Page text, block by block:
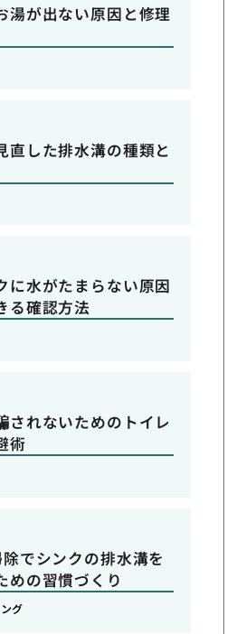
湯が出ない原因と修理
直した排水溝の種類と
に水がたまらない原因
る確認方法
されないためのトイレ
術
でシンクの排水溝を
めの習慣づくり
グ